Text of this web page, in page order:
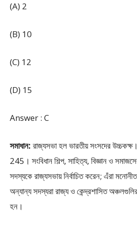
(A) 2
(B) 10
(C) 12
(D) 15
Answer : C
সমাধান: রাজ্যসভা হল ভারতীয় সংসদের
245। সংবিধান শিল্প, সাহিত্য, বিজ্ঞান ও
সদস্যকে রাজ্যসভায় নির্বাচিত করেন; এঁরা
অন্যান্য সদস্যরা রাজ্য ও কেন্দ্রশাসিত অঞ্চলগুলির
হন।